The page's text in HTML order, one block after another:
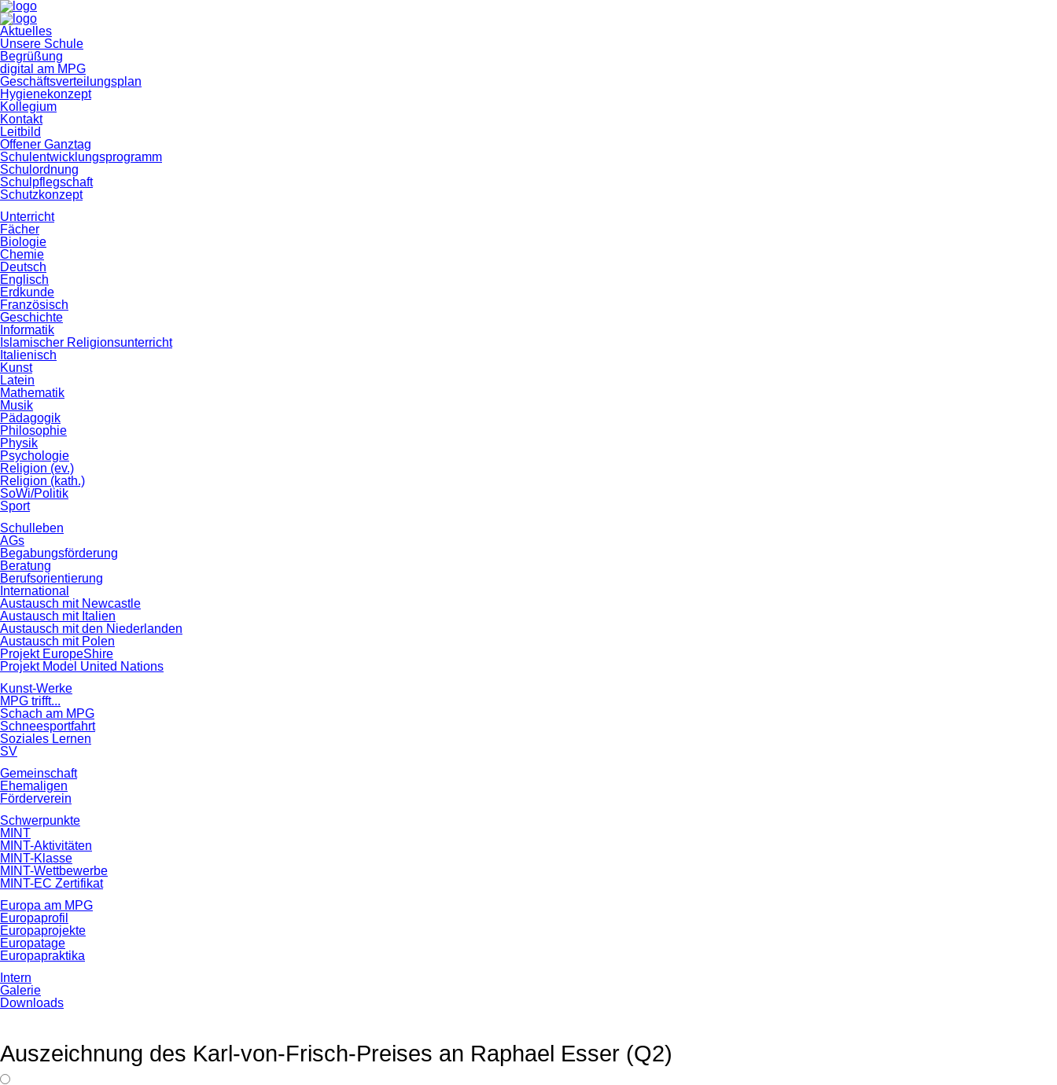
Navigation
überspringen
Aktuelles
Unsere Schule
Begrüßung
digital am MPG
Geschäftsverteilungsplan
Hygienekonzept
Kollegium
Kontakt
Leitbild
Offener Ganztag
Schulentwicklungsprogramm
Schulordnung
Schulpflegschaft
Schutzkonzept
Unterricht
Fächer
Biologie
Chemie
Deutsch
Englisch
Erdkunde
Französisch
Geschichte
Informatik
Islamischer Religionsunterricht
Italienisch
Kunst
Latein
Mathematik
Musik
Pädagogik
Philosophie
Physik
Psychologie
Religion (ev.)
Religion (kath.)
SoWi/Politik
Sport
Schulleben
AGs
Begabungsförderung
Beratung
Berufsorientierung
International
Austausch mit Newcastle
Austausch mit Italien
Austausch mit den Niederlanden
Austausch mit Polen
Projekt EuropeShire
Projekt Model United Nations
Kunst-Werke
MPG trifft...
Schach am MPG
Schneesportfahrt
Soziales Lernen
SV
Gemeinschaft
Ehemaligen
Förderverein
Schwerpunkte
MINT
MINT-Aktivitäten
MINT-Klasse
MINT-Wettbewerbe
MINT-EC Zertifikat
Europa am MPG
Europaprofil
Europaprojekte
Europatage
Europapraktika
Intern
Galerie
Downloads
Auszeichnung des Karl-von-Frisch-Preises an Raphael Esser (Q2)